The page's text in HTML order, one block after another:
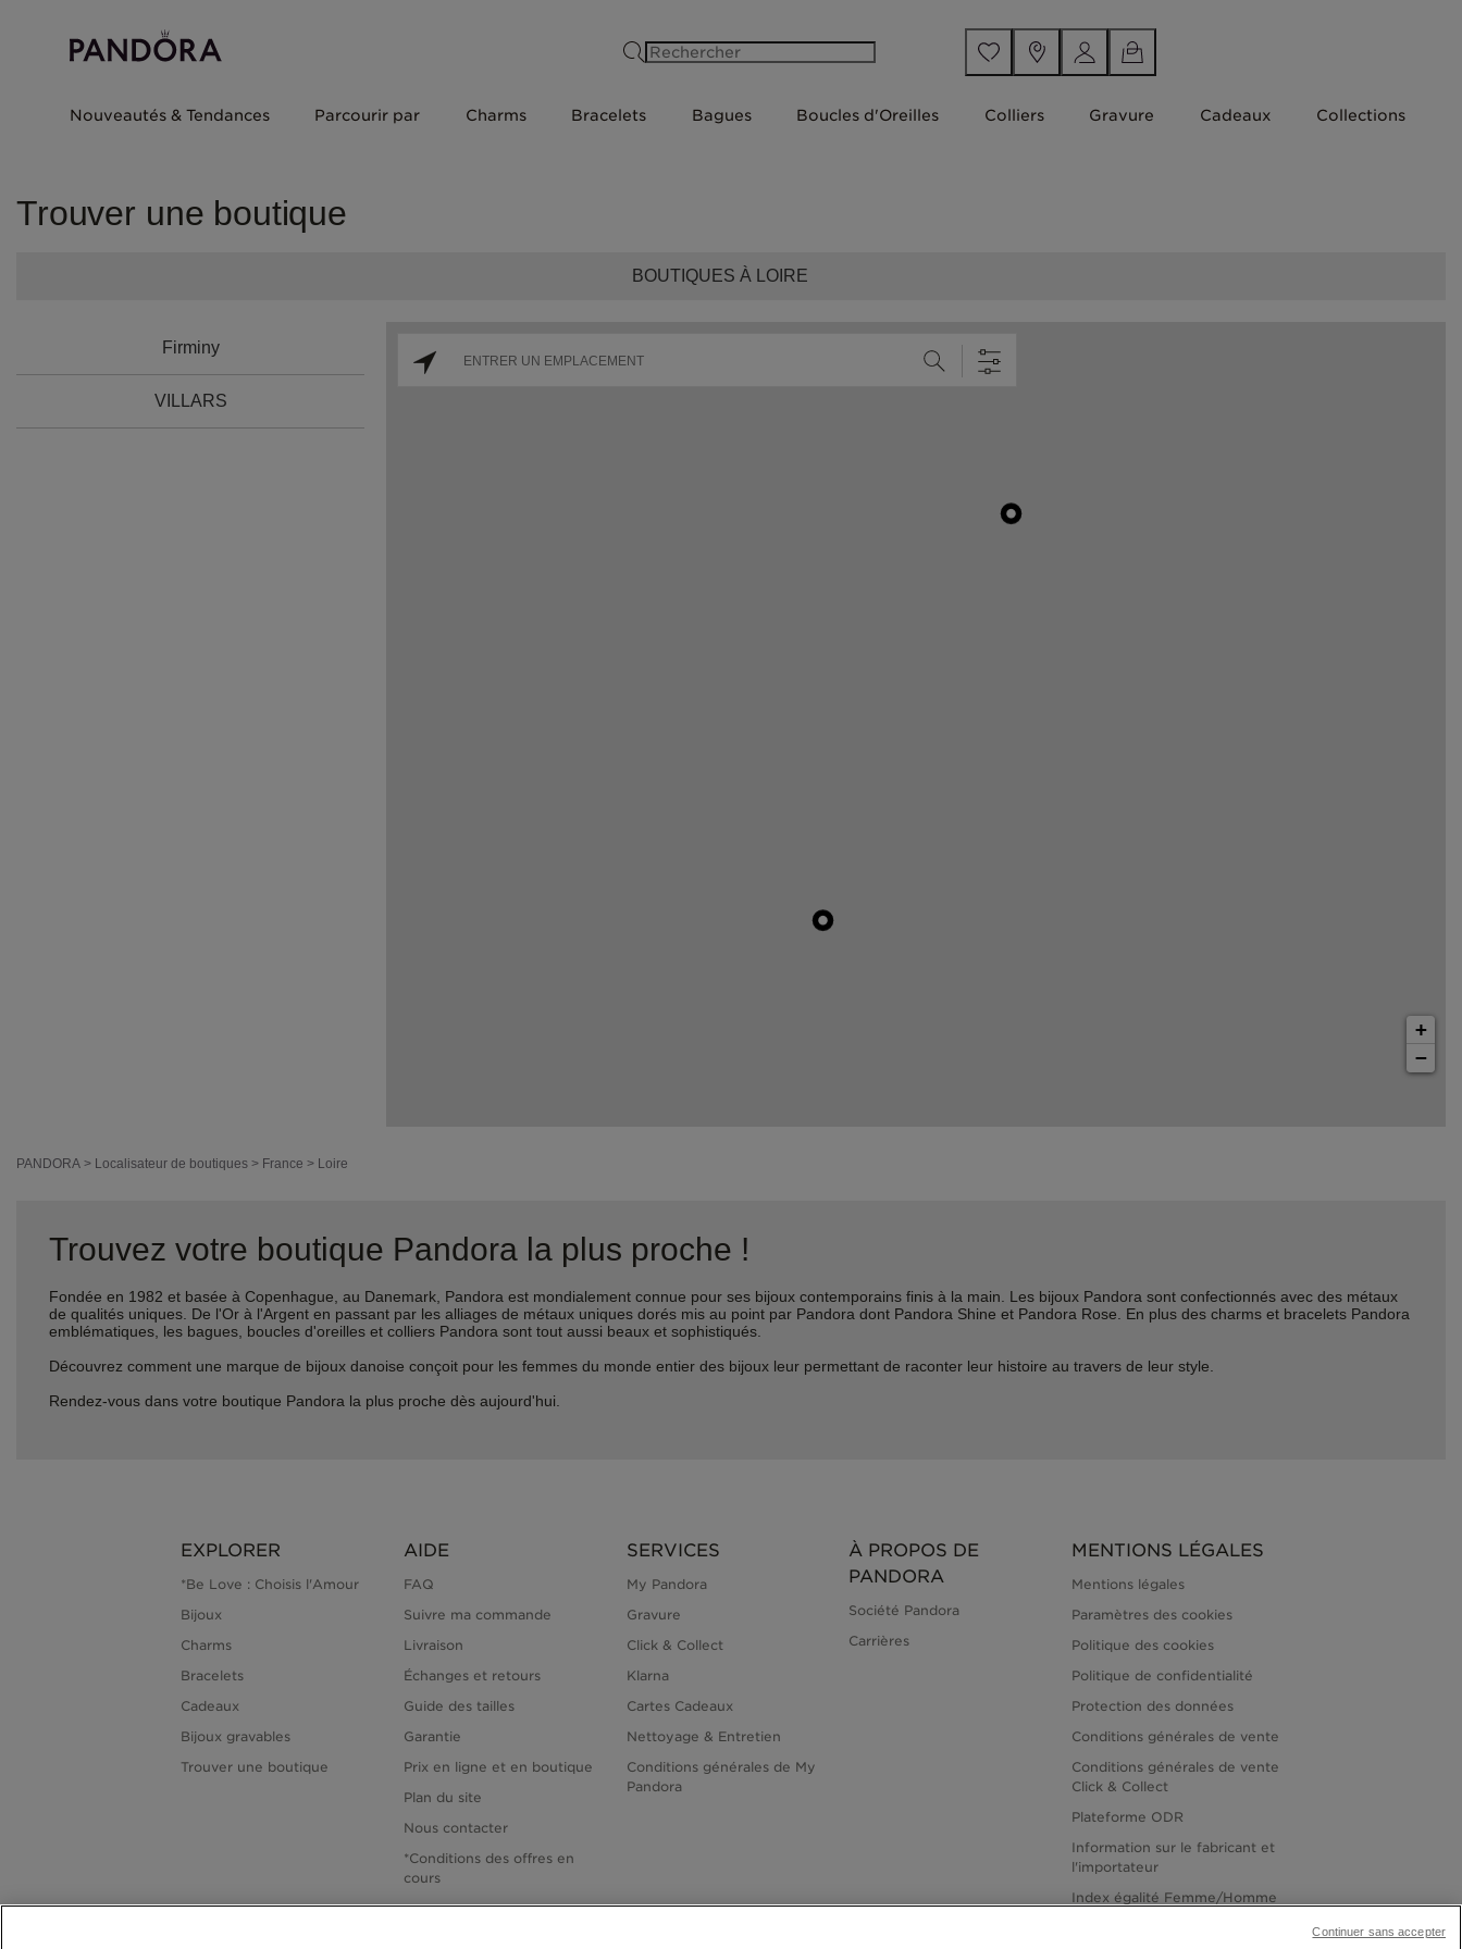
Nouveautés & Tendances Parcourir par Charms Bracelets Bagues Boucles d'Oreilles Colliers Gravure Cadeaux Collections
Trouver une boutique
BOUTIQUES À LOIRE
Firminy
VILLARS
+
−
PANDORA > Localisateur de boutiques > France > Loire
Trouvez votre boutique Pandora la plus proche !
Fondée en 1982 et basée à Copenhague, au Danemark, Pandora est mondialement connue pour ses bijoux contemporains finis à la main. Les bijoux Pandora sont confectionnés avec des métaux
de qualités uniques. De l'Or à l'Argent en passant par les alliages de métaux uniques dorés mis au point par Pandora dont Pandora Shine et Pandora Rose. En plus des charms et bracelets Pandora
emblématiques, les bagues, boucles d'oreilles et colliers Pandora sont tout aussi beaux et sophistiqués.
Découvrez comment une marque de bijoux danoise conçoit pour les femmes du monde entier des bijoux leur permettant de raconter leur histoire au travers de leur style.
Rendez-vous dans votre boutique Pandora la plus proche dès aujourd'hui.
EXPLORER
*Be Love : Choisis l'Amour
Bijoux
Charms
Bracelets
Cadeaux
Bijoux gravables
Trouver une boutique
AIDE
FAQ
Suivre ma commande
Livraison
Échanges et retours
Guide des tailles
Garantie
Prix en ligne et en boutique
Plan du site
Nous contacter
*Conditions des offres en
cours
SERVICES
My Pandora
Gravure
Click & Collect
Klarna
Cartes Cadeaux
Nettoyage & Entretien
Conditions générales de My
Pandora
À PROPOS DE
PANDORA
Société Pandora
Carrières
MENTIONS LÉGALES
Mentions légales
Paramètres des cookies
Politique des cookies
Politique de confidentialité
Protection des données
Conditions générales de vente
Conditions générales de vente
Click & Collect
Plateforme ODR
Information sur le fabricant et
l'importateur
Index égalité Femme/Homme
Continuer sans accepter